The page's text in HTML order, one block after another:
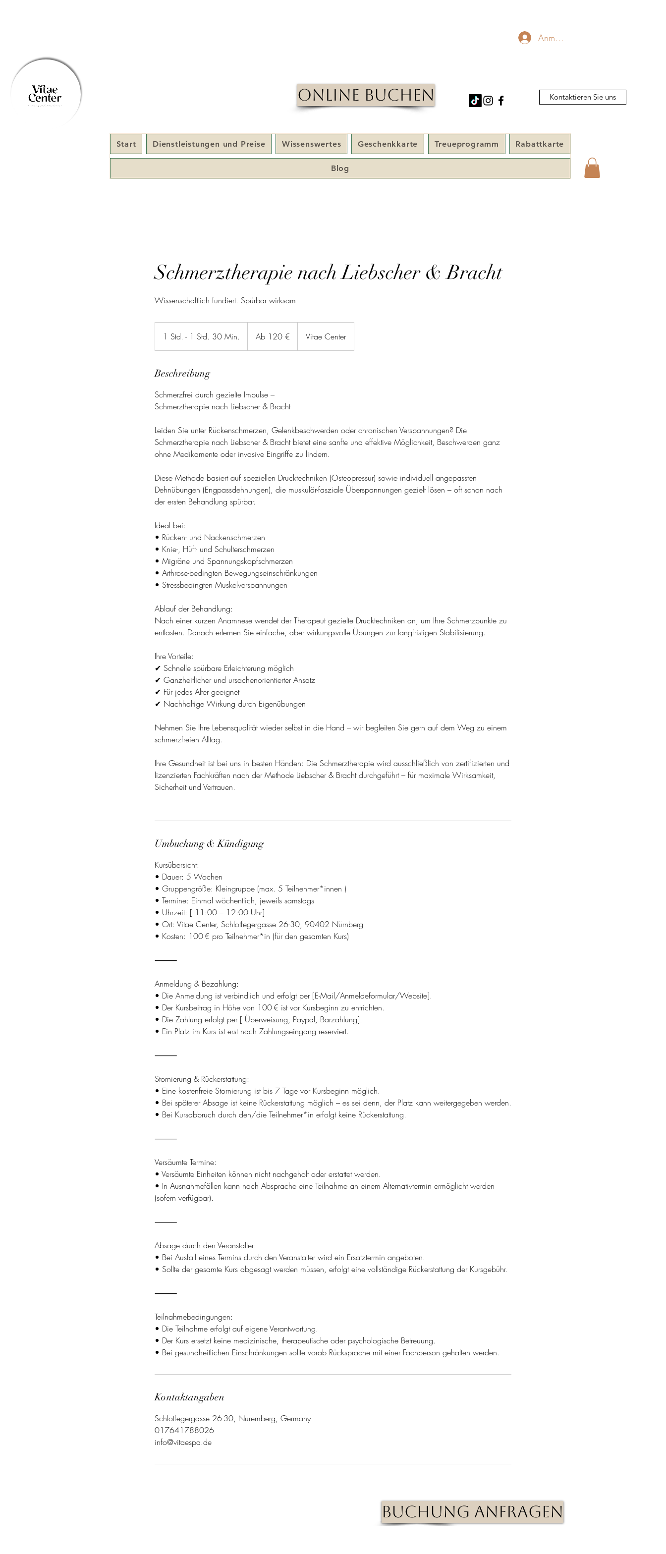
Anmelden
Online Buchen Kontaktieren Sie uns
Start Dienstleistungen und Preise Wissenswertes Geschenkkarte Treueprogramm Rabattkarte
Blog
Schmerztherapie nach Liebscher & Bracht
Wissenschaftlich fundiert. Spürbar wirksam
1 Std. - 1 Std. 30 Min.
S
1
S
d
3
0
i
n
.
EuroAb 120 € Vitae Center
Beschreibung
Schmerzfrei durch gezielte Impulse –
Schmerztherapie nach Liebscher & Bracht
Leiden Sie unter Rückenschmerzen, Gelenkbeschwerden oder chronischen Verspannungen? Die
Schmerztherapie nach Liebscher & Bracht bietet eine sanfte und effektive Möglichkeit, Beschwerden ganz
ohne Medikamente oder invasive Eingriffe zu lindern.
Diese Methode basiert auf speziellen Drucktechniken (Osteopressur) sowie individuell angepassten
Dehnübungen (Engpassdehnungen), die muskulär-fasziale Überspannungen gezielt lösen – oft schon nach
der ersten Behandlung spürbar.
Ideal bei:
• Rücken- und Nackenschmerzen
• Knie-, Hüft- und Schulterschmerzen
• Migräne und Spannungskopfschmerzen
• Arthrose-bedingten Bewegungseinschränkungen
• Stressbedingten Muskelverspannungen
Ablauf der Behandlung:
Nach einer kurzen Anamnese wendet der Therapeut gezielte Drucktechniken an, um Ihre Schmerzpunkte zu
entlasten. Danach erlernen Sie einfache, aber wirkungsvolle Übungen zur langfristigen Stabilisierung.
Ihre Vorteile:
✔ Schnelle spürbare Erleichterung möglich
✔ Ganzheitlicher und ursachenorientierter Ansatz
✔ Für jedes Alter geeignet
✔ Nachhaltige Wirkung durch Eigenübungen
Nehmen Sie Ihre Lebensqualität wieder selbst in die Hand – wir begleiten Sie gern auf dem Weg zu einem
schmerzfreien Alltag.
Ihre Gesundheit ist bei uns in besten Händen: Die Schmerztherapie wird ausschließlich von zertifizierten und
lizenzierten Fachkräften nach der Methode Liebscher & Bracht durchgeführt – für maximale Wirksamkeit,
Sicherheit und Vertrauen.
Umbuchung & Kündigung
Kursübersicht:
• Dauer: 5 Wochen
• Gruppengröße: Kleingruppe (max. 5 Teilnehmer*innen )
• Termine: Einmal wöchentlich, jeweils samstags
• Uhrzeit: [ 11:00 – 12:00 Uhr]
• Ort: Vitae Center, Schlotfegergasse 26-30, 90402 Nürnberg
• Kosten: 100 € pro Teilnehmer*in (für den gesamten Kurs)
⸻
Anmeldung & Bezahlung:
• Die Anmeldung ist verbindlich und erfolgt per [E-Mail/Anmeldeformular/Website].
• Der Kursbeitrag in Höhe von 100 € ist vor Kursbeginn zu entrichten.
• Die Zahlung erfolgt per [ Überweisung, Paypal, Barzahlung].
• Ein Platz im Kurs ist erst nach Zahlungseingang reserviert.
⸻
Stornierung & Rückerstattung:
• Eine kostenfreie Stornierung ist bis 7 Tage vor Kursbeginn möglich.
• Bei späterer Absage ist keine Rückerstattung möglich – es sei denn, der Platz kann weitergegeben werden.
• Bei Kursabbruch durch den/die Teilnehmer*in erfolgt keine Rückerstattung.
⸻
Versäumte Termine:
• Versäumte Einheiten können nicht nachgeholt oder erstattet werden.
• In Ausnahmefällen kann nach Absprache eine Teilnahme an einem Alternativtermin ermöglicht werden
(sofern verfügbar).
⸻
Absage durch den Veranstalter:
• Bei Ausfall eines Termins durch den Veranstalter wird ein Ersatztermin angeboten.
• Sollte der gesamte Kurs abgesagt werden müssen, erfolgt eine vollständige Rückerstattung der Kursgebühr.
⸻
Teilnahmebedingungen:
• Die Teilnahme erfolgt auf eigene Verantwortung.
• Der Kurs ersetzt keine medizinische, therapeutische oder psychologische Betreuung.
• Bei gesundheitlichen Einschränkungen sollte vorab Rücksprache mit einer Fachperson gehalten werden.
Kontaktangaben
Schlotfegergasse 26-30, Nuremberg, Germany
017641788026
info@vitaespa.de
Buchung anfragen